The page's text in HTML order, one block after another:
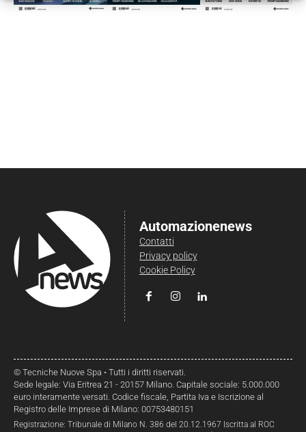
Automazionenews
Contatti
Privacy policy
Cookie Policy
© Tecniche Nuove Spa • Tutti i diritti riservati.
Sede legale: Via Eritrea 21 - 20157 Milano. Capitale sociale: 5.000.000
euro interamente versati. Codice fiscale, Partita Iva e Iscrizione al
Registro delle Imprese di Milano: 00753480151
Registrazione: Tribunale di Milano N. 386 del 20.12.1967 Iscritta al ROC